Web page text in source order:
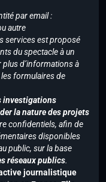
par email :
autre
services est proposé
du spectacle à un
plus d’informations à
formulaires de
investigations
la nature des projets
confidentiels, afin de
disponibles
public, sur la base
réseaux publics.
journalistique